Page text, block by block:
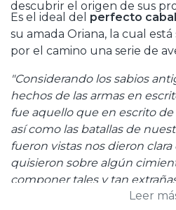
descubrir el origen de sus
Es el ideal del perfecto
su amada Oriana, la cual
por el camino una serie de
"Considerando los sabios
hechos de las armas en
fue aquello que en escrito
así como las batallas de
fueron vistas nos dieron
quisieron sobre algún
componer tales y tan extrañas
solamente pensaron dejar
Leer